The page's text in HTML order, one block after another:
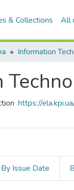
& Collections All
https://
By Issue Date